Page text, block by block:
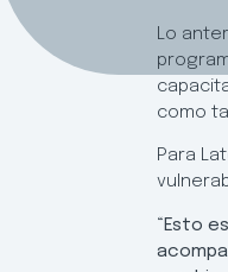
Lo
como
Para
“Esto